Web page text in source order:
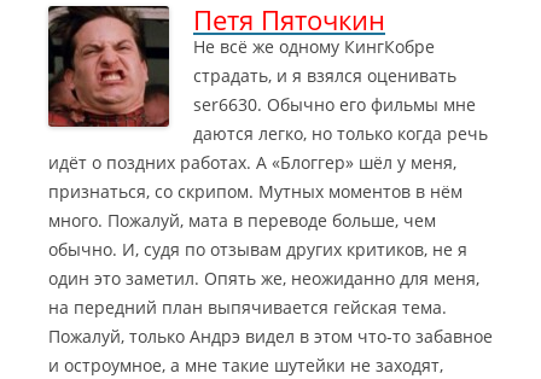
Петя Пяточкин
Не всё же одному КингКобре
страдать, и я взялся оценивать
ser6630. Обычно его фильмы мне
даются легко, но только когда речь
идёт о поздних работах. А «Блоггер» шёл у меня,
признаться, со скрипом. Мутных моментов в нём
много. Пожалуй, мата в переводе больше, чем
обычно. И, судя по отзывам других критиков, не я
один это заметил. Опять же, неожиданно для меня,
на передний план выпячивается гейская тема.
Пожалуй, только Андрэ видел в этом что-то забавное
и остроумное, а мне такие шутейки не заходят,